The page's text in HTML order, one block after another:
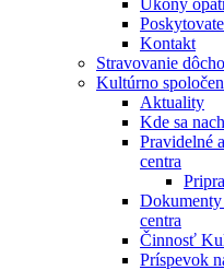
Úkony
Kontakt
Stravovanie
Kultúrno
Aktuality
Kde sa
Pravidelné
centra
centra
Činnosť
Príspevok